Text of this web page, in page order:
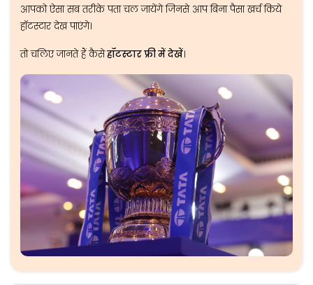
आपको ऐसा सब तरीके पता चल जायेंगे जिनसे आप बिना पैसा खर्च किये
हॉटस्टार देख पाएंगे।
तो चलिए जानते हैं कैसेहॉटस्टार फ्री में देखें।